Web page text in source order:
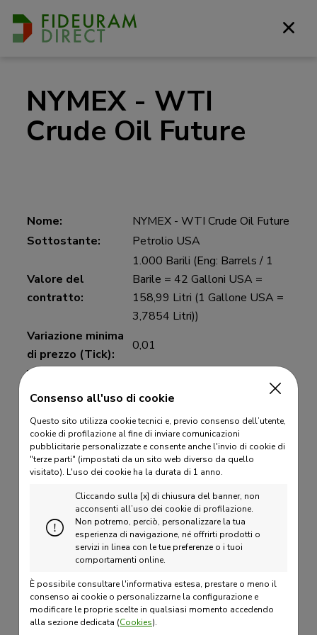
NYMEX - WTI
Crude Oil Future
Nome:
NYMEX - WTI Crude Oil Future
Sottostante:
Petrolio USA
Valore del
contratto:
1.000 Barili (Eng: Barrels / 1
Barile = 42 Galloni USA =
158,99 Litri (1 Gallone USA =
3,7854 Litri))
Variazione minima
di prezzo (Tick):
0,01
Valore Tick:
Quotazione:
Dollari per barile
Scadenze
quotate:
Consulta il calendario del
mercato
Ultimo giorno di
negoziazione:
Il terzo giorno di borsa aperta
precedente al 25° giorno di
calendario del mese
precedente quello di
riferimento. Se il 25 è un giorno
festivo, le contrattazioni
scadono il terzo giorno di borsa
aperta precedente l'ultimo
giorno di borsa aperta prima del
25
Consenso all'uso di cookie
Questo sito utilizza cookie tecnici e, previo consenso dell’utente,
cookie di profilazione al fine di inviare comunicazioni
pubblicitarie personalizzate e consente anche l'invio di cookie di
"terze parti" (impostati da un sito web diverso da quello
visitato). L'uso dei cookie ha la durata di 1 anno.
Cliccando sulla [x] di chiusura del banner, non
acconsenti all’uso dei cookie di profilazione.
Non potremo, perciò, personalizzare la tua
esperienza di navigazione, né offrirti prodotti o
servizi in linea con le tue preferenze o i tuoi
comportamenti online.
È possibile consultare l'informativa estesa, prestare o meno il
consenso ai cookie o personalizzarne la configurazione e
modificare le proprie scelte in qualsiasi momento accedendo
alla sezione dedicata (Cookies).